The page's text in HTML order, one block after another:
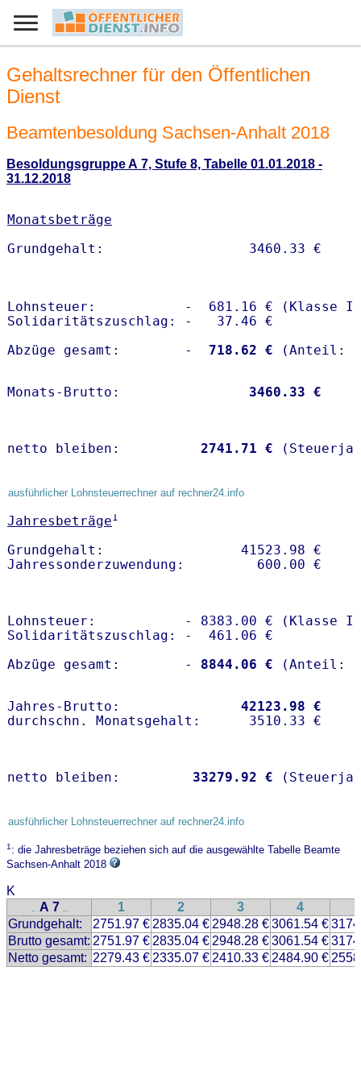
Gehaltsrechner für den Öffentlichen
Dienst
Beamtenbesoldung Sachsen-Anhalt 2018
Besoldungsgruppe A 7, Stufe 8, Tabelle 01.01.2018 -
31.12.2018
Monatsbeträge
Lohnsteuer:           -  681.16 € (Klasse I)
Solidaritätszuschlag: -   37.46 €
Abzüge gesamt:        -
  718.62 €
Monats-Brutto: 3460.33 €
netto bleiben: 2741.71 €
ausführlicher Lohnsteuerrechner auf rechner24.info
Jahresbeträge1
Grundgehalt:                 41523.98 €
Lohnsteuer:           - 8383.00 € (Klasse I)
Solidaritätszuschlag: -  461.06 €
Abzüge gesamt:        -
8844.06 €
Jahres-Brutto: 42123.98 €
netto bleiben: 33279.92 €
ausführlicher Lohnsteuerrechner auf rechner24.info
1: die Jahresbeträge beziehen sich auf die ausgewählte Tabelle Beamte
Sachsen-Anhalt 2018
K
.. A 7 .. 1 2 3 4
Grundgehalt:
2751.97 € 2835.04 € 2948.28 €3061.54 €
Brutto gesamt: 2751.97 € 2835.04 € 2948.28 €3061.54 €
Netto gesamt: 2279.43 € 2335.07 € 2410.33 € 2484.90 €